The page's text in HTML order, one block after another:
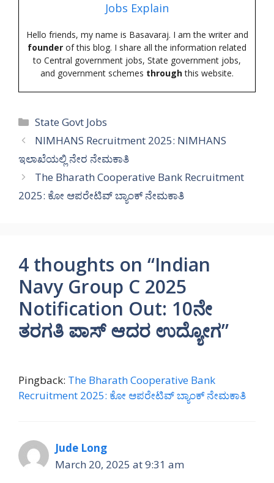
Jobs Explain
Hello friends, my name is Basavaraj. I am the writer and
founder of this blog. I share all the information related
to Central government jobs, State government jobs,
and government schemes throughthis website.
Categories
State Govt Jobs
NIMHANS Recruitment 2025: NIMHANS
ಇಲಾಖೆಯಲ್ಲಿ ನೇರ ನೇಮಕಾತಿ
The Bharath Cooperative Bank Recruitment
2025: ಕೋ ಆಪರೇಟಿವ್ ಬ್ಯಾಂಕ್ ನೇಮಕಾತಿ
4 thoughts on “Indian
Navy Group C 2025
Notification Out: 10ನೇ
ತರಗತಿ ಪಾಸ್ ಆದರ ಉದ್ಯೋಗ”
Pingback: The Bharath Cooperative Bank
Recruitment 2025: ಕೋ ಆಪರೇಟಿವ್ ಬ್ಯಾಂಕ್ ನೇಮಕಾತಿ
Jude Long
March 20, 2025 at 9:31 am